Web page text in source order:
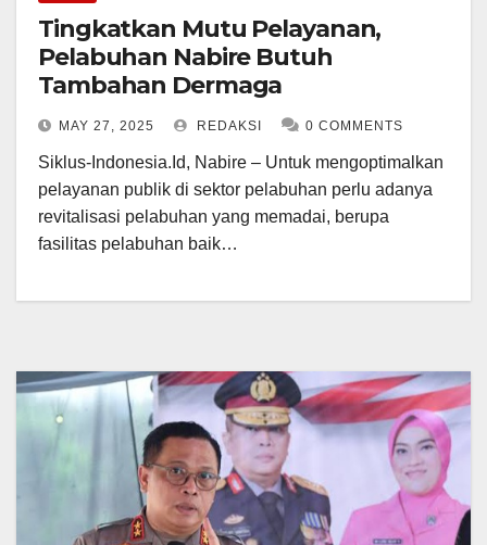
Tingkatkan Mutu Pelayanan,
Pelabuhan Nabire Butuh
Tambahan Dermaga
MAY 27, 2025 REDAKSI 0 COMMENTS
Siklus-Indonesia.Id, Nabire – Untuk mengoptimalkan
pelayanan publik di sektor pelabuhan perlu adanya
revitalisasi pelabuhan yang memadai, berupa
fasilitas pelabuhan baik…